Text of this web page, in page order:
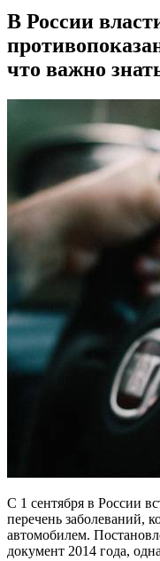
В России
что важно
С 1 сентября в России
перечень заболеваний,
автомобилем.
документ 2014 года,